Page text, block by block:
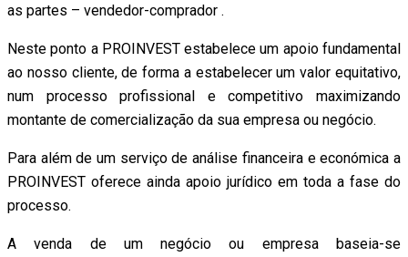
as partes – vendedor-comprador .
Neste ponto a PROINVEST estabelece um apoio fundamental
ao nosso cliente, de forma a estabelecer um valor equitativo,
num processo profissional e competitivo maximizando
montante de comercialização da sua empresa ou negócio.
Para além de um serviço de análise financeira e económica a
PROINVEST oferece ainda apoio jurídico em toda a fase do
processo.
A venda de um negócio ou empresa baseia-se